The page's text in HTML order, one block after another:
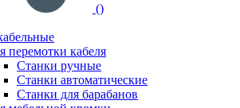
()
перемотки кабеля
Станки ручные
Станки автоматические
Станки для барабанов